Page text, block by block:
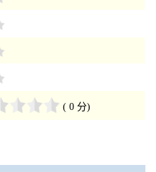
700罗茨鼓风机
700罗茨鼓风机
700罗茨鼓风机
( 0 分)